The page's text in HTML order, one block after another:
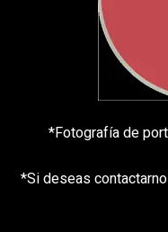
*Fotografía de
*Si deseas